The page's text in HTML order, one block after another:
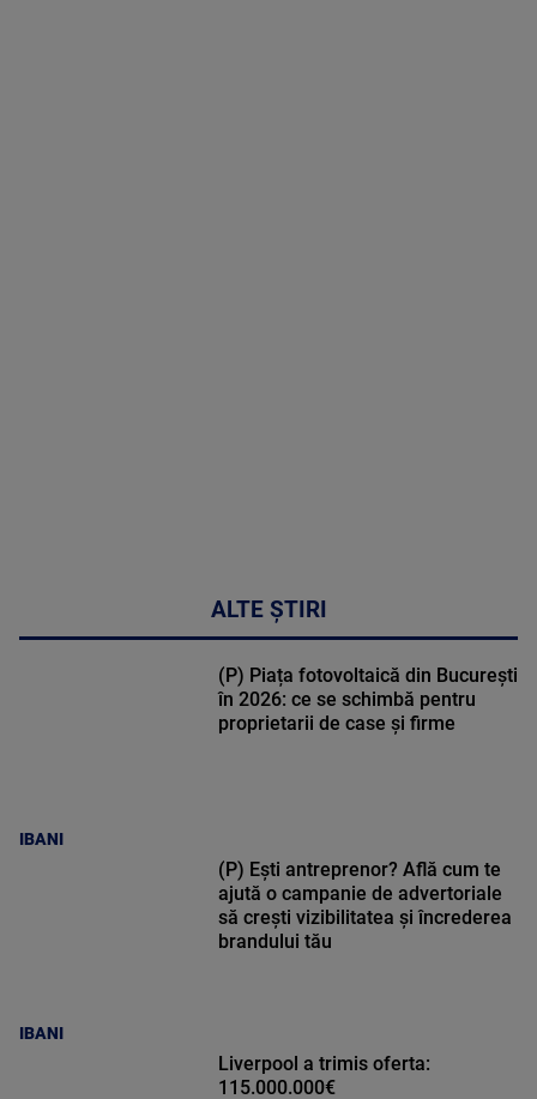
ALTE ȘTIRI
IBANI
(P) Piața fotovoltaică din București
în 2026: ce se schimbă pentru
proprietarii de case și firme
IBANI
(P) Ești antreprenor? Află cum te
ajută o campanie de advertoriale
să crești vizibilitatea și încrederea
brandului tău
Liverpool a trimis oferta:
115.000.000€